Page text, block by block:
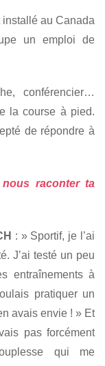
installé au Canada
un emploi de
conférencier…
la course à pied.
de répondre à
raconter ta
: » Sportif, je l’ai
J’ai testé un peu
entraînements à
pratiquer un
avais envie ! » Et
pas forcément
qui me